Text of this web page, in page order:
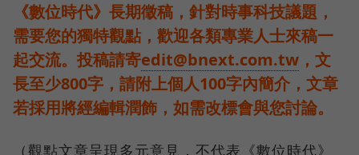
《數位時代》長期徵稿，針對時事科技議題，
需要您的獨特觀點，歡迎各類專業人士來稿一
起交流。投稿請寄edit@bnext.com.tw ，文
長至少800字，請附上個人100字內簡介，文章
若採用將經編輯潤飾，如需改標會與您討論。
（觀點文章呈現多元意見，不代表《數位時代》